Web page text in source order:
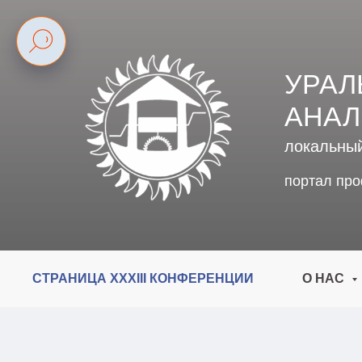
портал
СТРАНИЦА XXXIII КОНФЕРЕНЦИИ О НАС